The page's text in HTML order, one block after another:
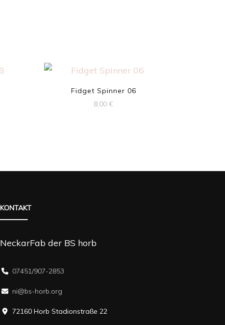
Fidget Spinner 06
8,00€
KONTAKT
NeckarFab der BS horb
07451/907-2853
ni@bs-horb.org
72160 Horb Stadionstraße 22